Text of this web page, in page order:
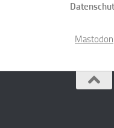
Mastodon